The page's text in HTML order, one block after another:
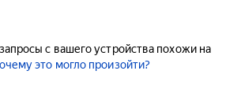
с вашего устройства похожи на
это могло произойти?